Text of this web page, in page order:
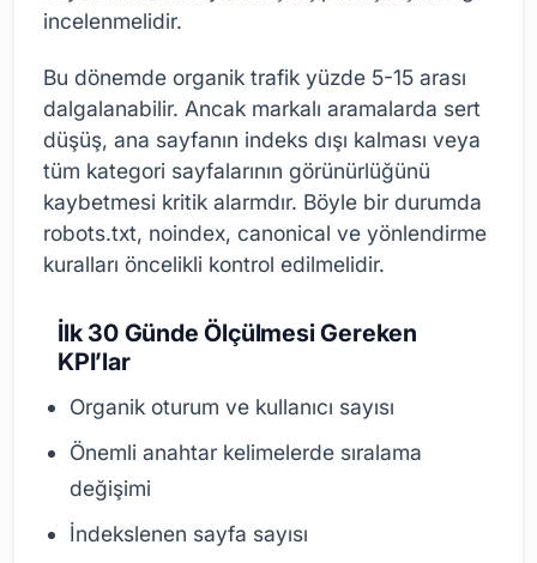
incelenmelidir.
Bu dönemde organik trafik yüzde 5-15 arası
dalgalanabilir. Ancak markalı aramalarda sert
düşüş, ana sayfanın indeks dışı kalması veya
tüm kategori sayfalarının görünürlüğünü
kaybetmesi kritik alarmdır. Böyle bir durumda
robots.txt, noindex, canonical ve yönlendirme
kuralları öncelikli kontrol edilmelidir.
İlk 30 Günde Ölçülmesi Gereken
KPI’lar
Organik oturum ve kullanıcı sayısı
Önemli anahtar kelimelerde sıralama
değişimi
İndekslenen sayfa sayısı